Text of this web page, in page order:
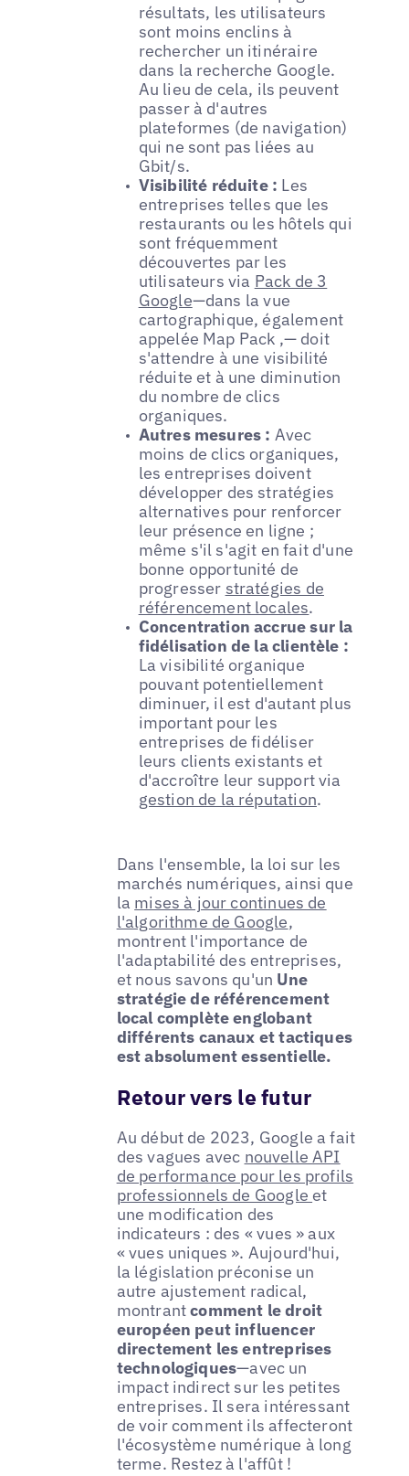
résultats, les utilisateurs
sont moins enclins à
rechercher un itinéraire
dans la recherche Google.
Au lieu de cela, ils peuvent
passer à d'autres
plateformes (de navigation)
qui ne sont pas liées au
Gbit/s.
Visibilité réduite : Les
entreprises telles que les
restaurants ou les hôtels qui
sont fréquemment
découvertes par les
utilisateurs via Pack de 3
Google—dans la vue
cartographique, également
appelée Map Pack ,— doit
s'attendre à une visibilité
réduite et à une diminution
du nombre de clics
organiques.
Autres mesures : Avec
moins de clics organiques,
les entreprises doivent
développer des stratégies
alternatives pour renforcer
leur présence en ligne ;
même s'il s'agit en fait d'une
bonne opportunité de
progresser stratégies de
référencement locales.
Concentration accrue sur la
fidélisation de la clientèle :
La visibilité organique
pouvant potentiellement
diminuer, il est d'autant plus
important pour les
entreprises de fidéliser
leurs clients existants et
d'accroître leur support via
gestion de la réputation.
Dans l'ensemble, la loi sur les
marchés numériques, ainsi que
la mises à jour continues de
l'algorithme de Google,
montrent l'importance de
l'adaptabilité des entreprises,
et nous savons qu'un Une
stratégie de référencement
local complète englobant
différents canaux et tactiques
est absolument essentielle.
Retour vers le futur
Au début de 2023, Google a fait
des vagues avec nouvelle API
de performance pour les profils
professionnels de Google et
une modification des
indicateurs : des « vues » aux
« vues uniques ». Aujourd'hui,
la législation préconise un
autre ajustement radical,
montrantcomment le droit
européen peut influencer
directement les entreprises
technologiques—avec un
impact indirect sur les petites
entreprises. Il sera intéressant
de voir comment ils affecteront
l'écosystème numérique à long
terme. Restez à l'affût !